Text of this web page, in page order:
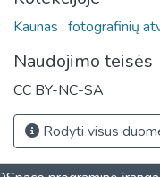
Kaunas : fotografinių
Naudojimo teisės
CC BY-NC-SA
Rodyti visus